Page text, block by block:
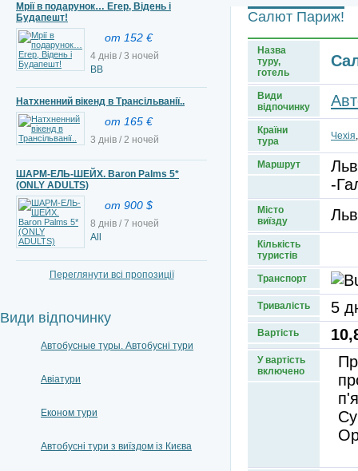
Салют Париж!
Назва
туру,
готель
Види
відпочинку
Країни
тура
Чехія
Маршрут
-
Місто
виїзду
Кількість
туристів
Транспорт
Тривалість 5
Вартість
У вартість
включено
Мрії в подарунок… Егер, Відень і
Будапешт!
от 152 €
4 днів / 3 ночей
BB
Натхненний вікенд в Трансільванії..
от 165 €
3 днів / 2 ночей
ШАРМ-ЕЛЬ-ШЕЙХ. Baron Palms 5*
(ONLY ADULTS)
от 900 $
8 днів / 7 ночей
All
Переглянути всі пропозиції
Види відпочинку
Автобусные туры. Автобусні тури
Авіатури
Економ тури
Автобусні тури з виїздом із Києва